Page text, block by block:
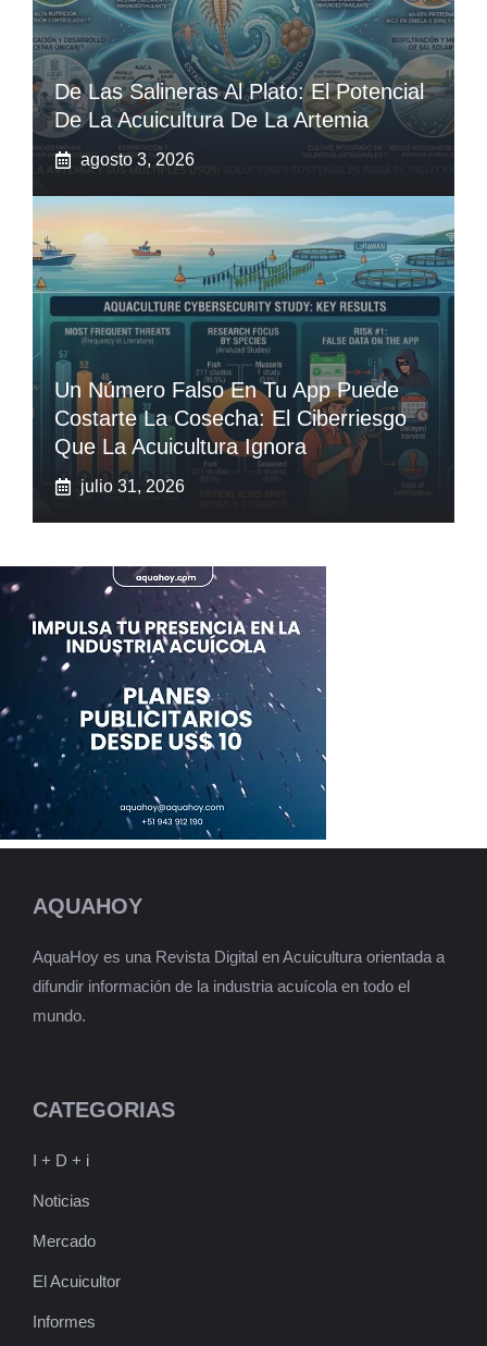
De Las Salineras Al Plato: El Potencial
De La Acuicultura De La Artemia
agosto 3, 2026
Un Número Falso En Tu App Puede
Costarte La Cosecha: El Ciberriesgo
Que La Acuicultura Ignora
julio 31, 2026
AQUAHOY
AquaHoy es una Revista Digital en Acuicultura orientada a
difundir información de la industria acuícola en todo el
mundo.
CATEGORIAS
I + D + i
Noticias
Mercado
El Acuicultor
Informes